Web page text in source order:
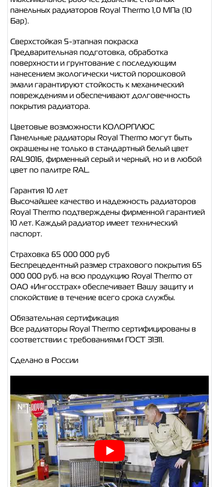
панельных радиаторов Royal Thermo 1,0 МПа (10
Бар).
Сверхстойкая 5-этапная покраска
Предварительная подготовка, обработка
поверхности и грунтование с последующим
нанесением экологически чистой порошковой
эмали гарантируют стойкость к механический
повреждениям и обеспечивают долговечность
покрытия радиатора.
Цветовые возможности КОЛОРПЛЮС
Панельные радиаторы Royal Thermo могут быть
окрашены не только в стандартный белый цвет
RAL9016, фирменный серый и черный, но и в любой
цвет по палитре RAL.
Гарантия 10 лет
Высочайшее качество и надежность радиаторов
Royal Thermo подтверждены фирменной гарантией
10 лет. Каждый радиатор имеет технический
паспорт.
Страховка 65 000 000 руб
Беспрецедентный размер страхового покрытия 65
000 000 руб. на всю продукцию Royal Thermo от
ОАО «Ингосстрах» обеспечивает Вашу защиту и
спокойствие в течение всего срока службы.
Обязательная сертификация
Все радиаторы Royal Thermo сертифицированы в
соответствии с требованиями ГОСТ 31311.
Сделано в России